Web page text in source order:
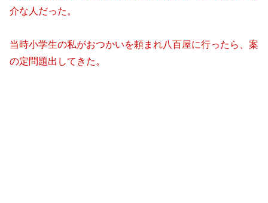
介な人だった。
当時小学生の私がおつかいを頼まれ八百屋に行ったら、案
の定問題出してきた。